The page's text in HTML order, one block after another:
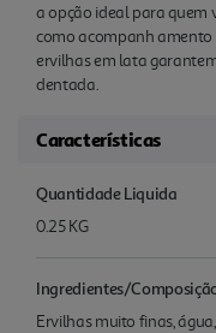
a opção ideal para quem
como acompanh amento
ervilhas em lata
dentada.
Características
Quantidade Liquida
0.25 KG
Ingredientes/
Ervilhas muito finas,